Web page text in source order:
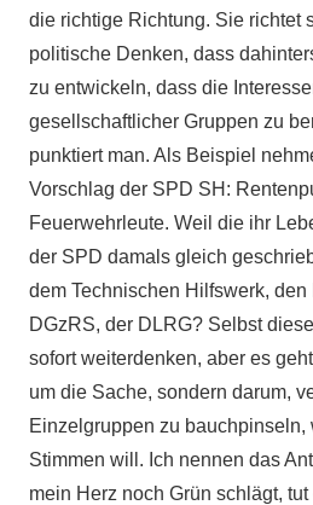
die richtige Richtung. Sie richtet
politische Denken, dass
zu entwickeln, dass die
gesellschaftlicher Gruppen zu
punktiert man. Als Beispiel
Vorschlag der SPD SH:
Feuerwehrleute. Weil die ihr
der SPD damals gleich
dem Technischen Hilfswerk,
DGzRS, der DLRG? Selbst
sofort weiterdenken, aber es
um die Sache, sondern darum,
Einzelgruppen zu bauchpinseln,
Stimmen will. Ich nennen das
mein Herz noch Grün schlägt,